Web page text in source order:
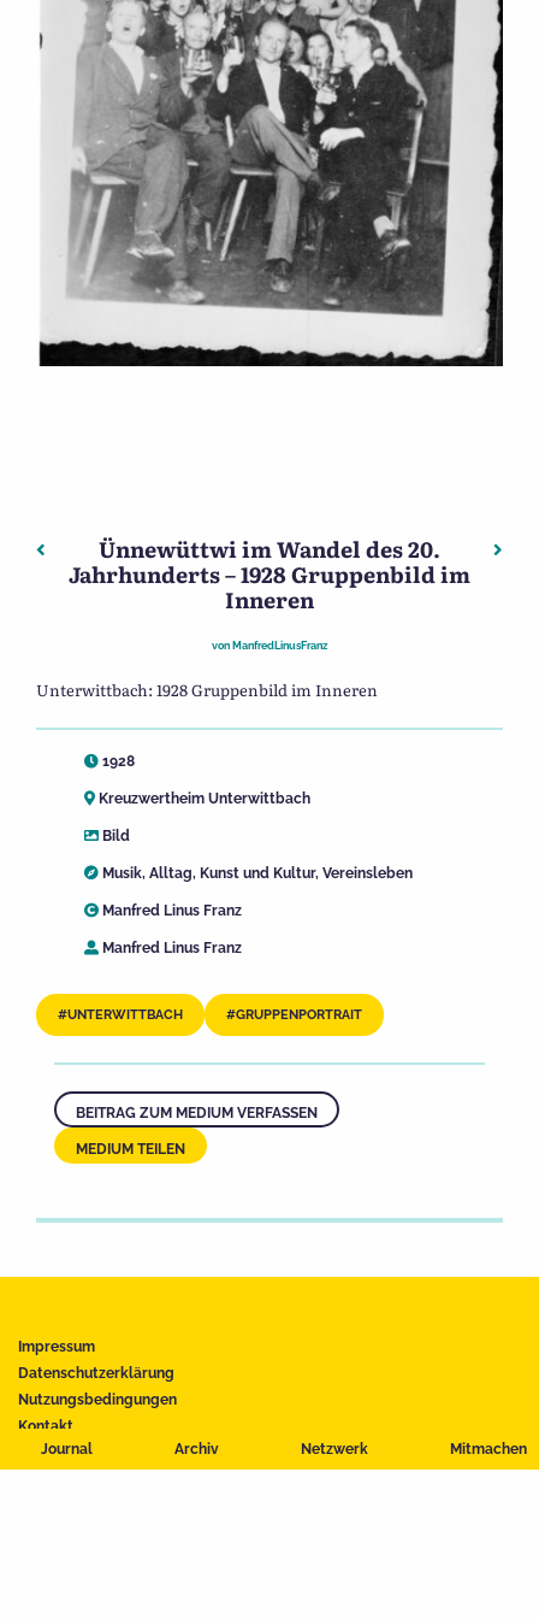
Journal Archiv Netzwerk Mitmachen
Beitragsnavigation
Vorheriger: Ünnewüttwi im Wandel des 20.
Ünnewüttwi im Wandel des 20.
Jahrhunderts – 1928 Gruppenbild im
Inneren
von ManfredLinusFranz
Unterwittbach: 1928 Gruppenbild im Inneren
1928
Kreuzwertheim Unterwittbach
Bild
Musik, Alltag, Kunst und Kultur, Vereinsleben
Manfred Linus Franz
Manfred Linus Franz
UNTERWITTBACH GRUPPENPORTRAIT
BEITRAG ZUM MEDIUM VERFASSEN
MEDIUM TEILEN
Impressum
Datenschutzerklärung
Nutzungsbedingungen
Kontakt